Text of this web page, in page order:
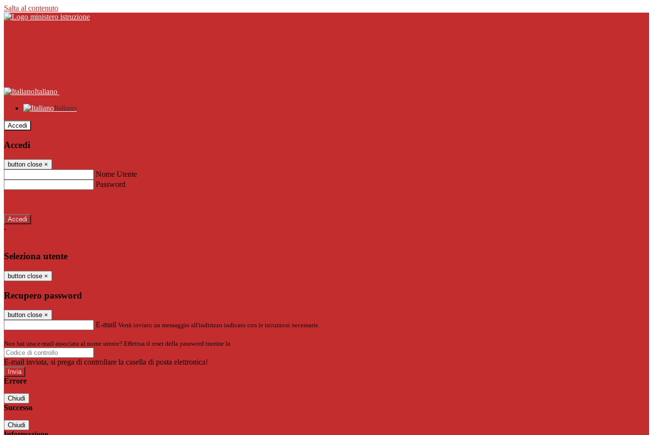
Salta al contenuto
Italiano
Italiano
Accedi
Accedi
button close ×
Nome Utente
Password
-
Seleziona utente
button close ×
Recupero password
button close ×
E-mail Verrà inviato un messaggio all'indirizzo indicato con le istruzioni necessarie.
Non hai una e-mail associata al nome utente? Effettua il reset della password tramite la
E-mail inviata, si prega di controllare la casella di posta elettronica!
Errore
Chiudi
Successo
Chiudi